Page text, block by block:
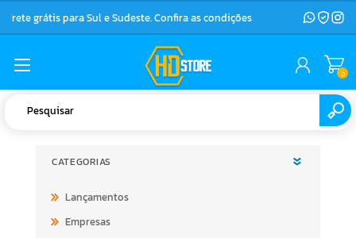
Frete grátis para Sul e Sudeste. Confira as condições
0
CATEGORIAS
Lançamentos
Empresas